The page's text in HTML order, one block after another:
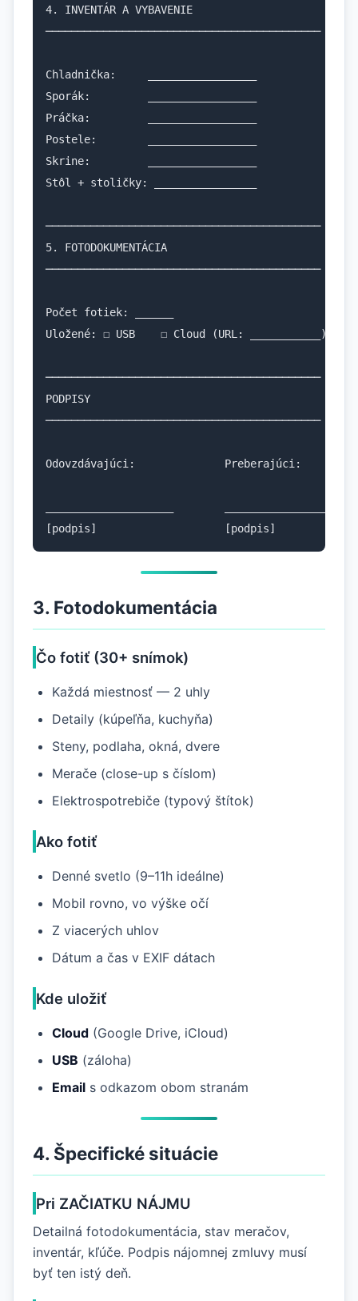
4. INVENTÁR A VYBAVENIE
───────────────────────────────────────────
Chladnička:     _________________
Sporák:         _________________
Práčka:         _________________
Postele:        _________________
Skrine:         _________________
Stôl + stoličky: ________________
───────────────────────────────────────────
5. FOTODOKUMENTÁCIA
───────────────────────────────────────────
Počet fotiek: ______
Uložené: ☐ USB    ☐ Cloud (URL: ___________)
───────────────────────────────────────────
PODPISY
───────────────────────────────────────────
Odovzdávajúci:              Preberajúci:
[podpis]                    [podpis]
3. Fotodokumentácia
Čo fotiť (30+ snímok)
Každá miestnosť — 2 uhly
Detaily (kúpeľňa, kuchyňa)
Steny, podlaha, okná, dvere
Merače (close-up s číslom)
Elektrospotrebiče (typový štítok)
Ako fotiť
Denné svetlo (9–11h ideálne)
Mobil rovno, vo výške očí
Z viacerých uhlov
Dátum a čas v EXIF dátach
Kde uložiť
Cloud (Google Drive, iCloud)
USB (záloha)
Email s odkazom obom stranám
4. Špecifické situácie
Pri ZAČIATKU NÁJMU
Detailná fotodokumentácia, stav meračov,
inventár, kľúče. Podpis nájomnej zmluvy musí
byť ten istý deň.